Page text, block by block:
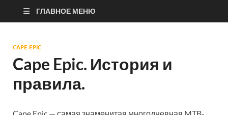
ГЛАВНОЕ МЕНЮ
CAPE EPIC
Cape Epic. История и
правила.